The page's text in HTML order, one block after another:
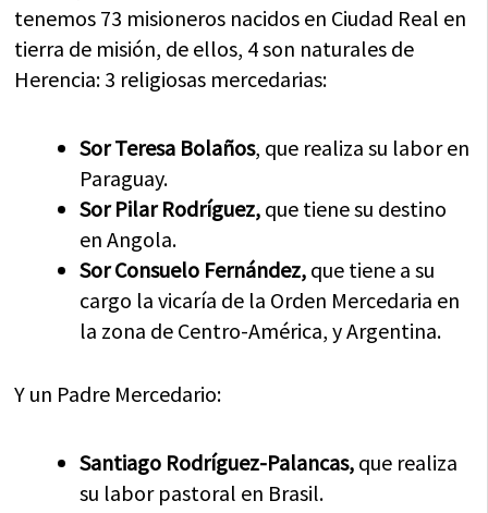
tenemos 73 misioneros nacidos en Ciudad Real en
tierra de misión, de ellos, 4 son naturales de
Herencia: 3 religiosas mercedarias:
Sor Teresa Bolaños, que realiza su labor en
Paraguay.
Sor Pilar Rodríguez, que tiene su destino
en Angola.
Sor Consuelo Fernández, que tiene a su
cargo la vicaría de la Orden Mercedaria en
la zona de Centro-América, y Argentina.
Y un Padre Mercedario:
Santiago Rodríguez-Palancas, que realiza
su labor pastoral en Brasil.